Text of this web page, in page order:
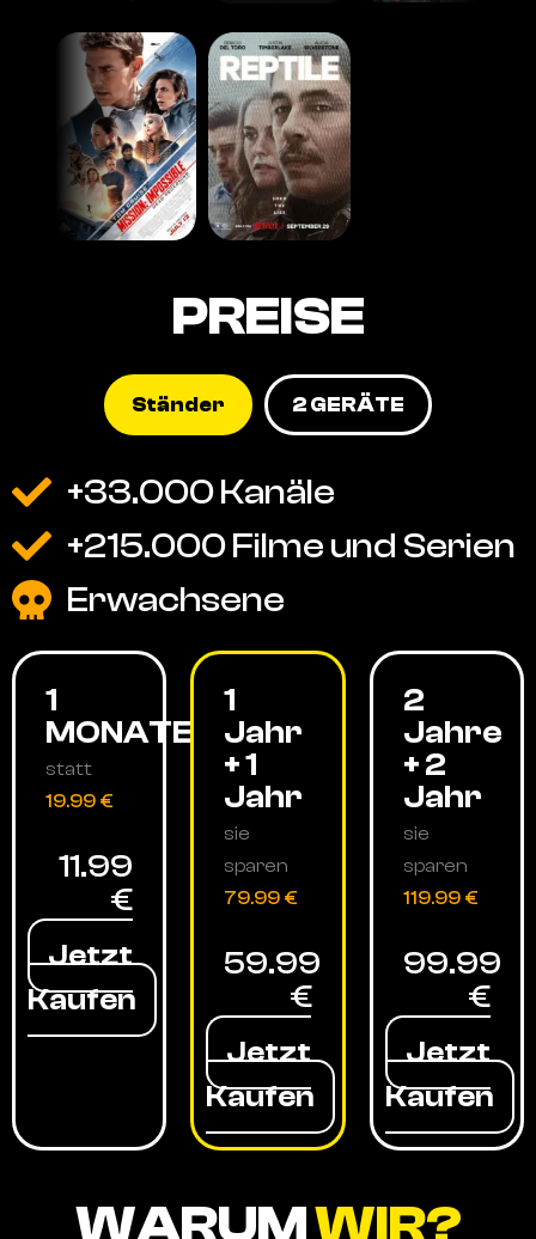
PREISE
Ständer 2 GERÄTE
+33.000 Kanäle
+215.000 Filme und Serien
Erwachsene
1
MONATE
statt
19.99 €
11.99
€
Jetzt
Kaufen
1
Jahr
+ 1
Jahr
sie
sparen
79.99 €
59.99
€
Jetzt
Kaufen
2
Jahre
+ 2
Jahr
sie
sparen
119.99 €
99.99
€
Jetzt
Kaufen
WARUMWIR?